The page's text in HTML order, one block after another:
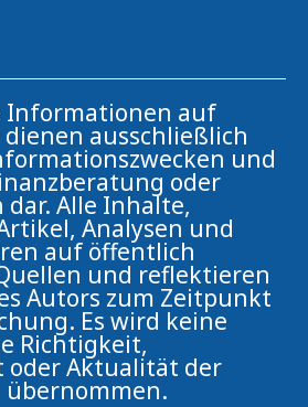
Informationen auf
ausschließlich
und
oder
Alle Inhalte,
Analysen und
auf öffentlich
und reflektieren
Autors zum Zeitpunkt
Es wird keine
Richtigkeit,
oder Aktualität der